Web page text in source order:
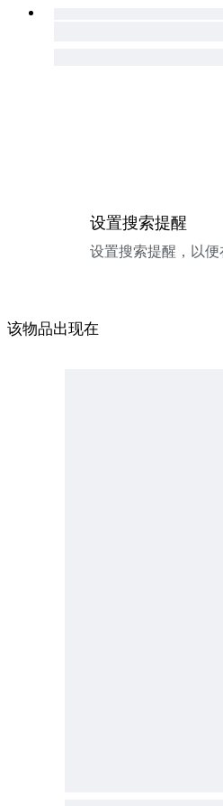
设置搜索提醒
设置搜索提醒，以便
该物品出现在